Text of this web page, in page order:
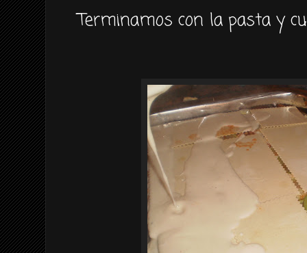
Terminamos con la pasta y